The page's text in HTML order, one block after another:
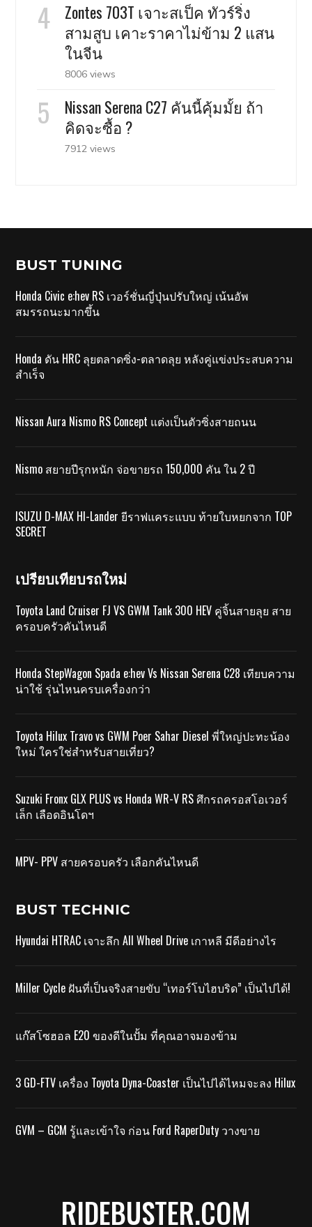
Zontes 703T เจาะสเป็ค ทัวร์ริ่ง
สามสูบ เคาะราคาไม่ข้าม 2 แสน
ในจีน
8006 views
Nissan Serena C27 คันนี้คุ้มมั้ย ถ้า
คิดจะซื้อ ?
7912 views
BUST TUNING
Honda Civic e:hev RS เวอร์ชั่นญี่ปุ่นปรับใหญ่ เน้นอัพ
สมรรถนะมากขึ้น
Honda ดัน HRC ลุยตลาดซิ่ง-ตลาดลุย หลังคู่แข่งประสบความ
สำเร็จ
Nissan Aura Nismo RS Concept แต่งเป็นตัวซิ่งสายถนน
Nismo สยายปีรุกหนัก จ่อขายรถ 150,000 คัน ใน 2 ปี
ISUZU D-MAX HI-Lander ยีราฟแคระแบบ ท้ายใบหยกจาก TOP
SECRET
เปรียบเทียบรถใหม่
Toyota Land Cruiser FJ VS GWM Tank 300 HEV คู่จิ้นสายลุย สาย
ครอบครัวคันไหนดี
Honda StepWagon Spada e:hev Vs Nissan Serena C28 เทียบความ
น่าใช้ รุ่นไหนครบเครื่องกว่า
Toyota Hilux Travo vs GWM Poer Sahar Diesel พี่ใหญ่ปะทะน้อง
ใหม่ ใครใช่สำหรับสายเที่ยว?
Suzuki Fronx GLX PLUS vs Honda WR-V RS ศึกรถครอสโอเวอร์
เล็ก เลือดอินโดฯ
MPV- PPV สายครอบครัว เลือกคันไหนดี
BUST TECHNIC
Hyundai HTRAC เจาะลึก All Wheel Drive เกาหลี มีดีอย่างไร
Miller Cycle ฝันที่เป็นจริงสายขับ “เทอร์โบไฮบริด” เป็นไปได้!
แก๊สโซฮอล E20 ของดีในปั้ม ที่คุณอาจมองข้าม
3 GD-FTV เครื่อง Toyota Dyna-Coaster เป็นไปได้ไหมจะลง Hilux
GVM – GCM รู้และเข้าใจ ก่อน Ford RaperDuty วางขาย
RIDEBUSTER.COM